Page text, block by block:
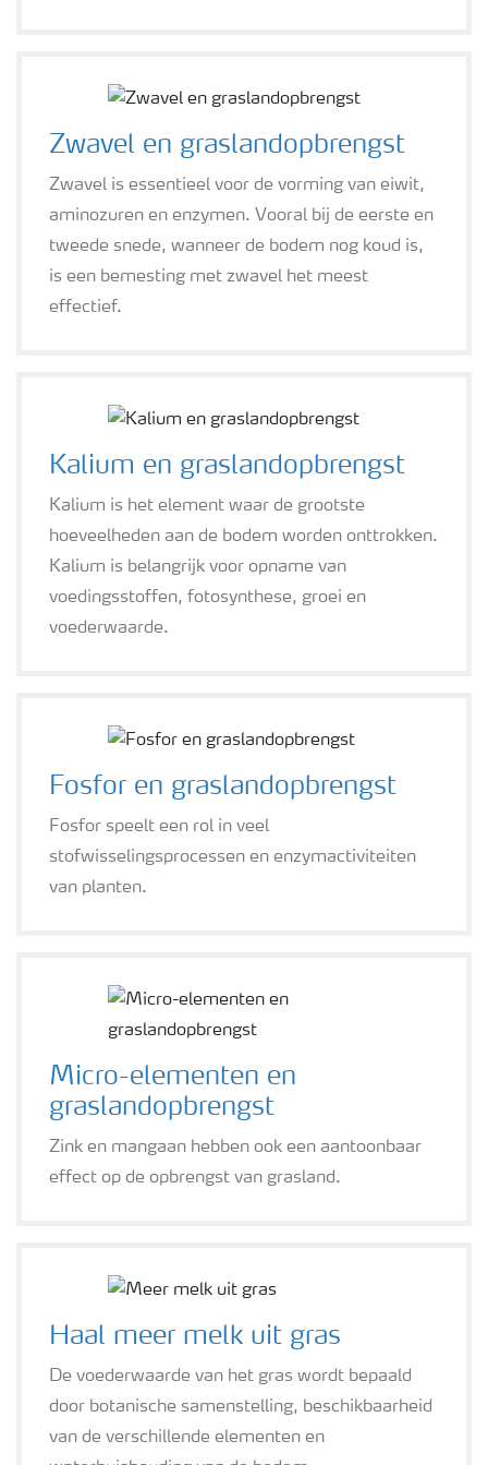
Zwavel en graslandopbrengst
Zwavel is essentieel voor de vorming van eiwit,
aminozuren en enzymen. Vooral bij de eerste en
tweede snede, wanneer de bodem nog koud is,
is een bemesting met zwavel het meest
effectief.
Kalium en graslandopbrengst
Kalium is het element waar de grootste
hoeveelheden aan de bodem worden onttrokken.
Kalium is belangrijk voor opname van
voedingsstoffen, fotosynthese, groei en
voederwaarde.
Fosfor en graslandopbrengst
Fosfor speelt een rol in veel
stofwisselingsprocessen en enzymactiviteiten
van planten.
Micro-elementen en
graslandopbrengst
Zink en mangaan hebben ook een aantoonbaar
effect op de opbrengst van grasland.
Haal meer melk uit gras
De voederwaarde van het gras wordt bepaald
door botanische samenstelling, beschikbaarheid
van de verschillende elementen en